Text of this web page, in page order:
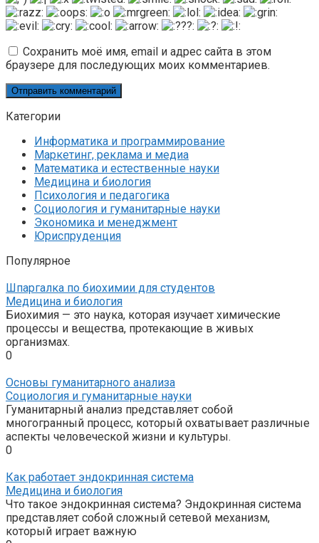
Сохранить моё имя, email и адрес сайта в этом
браузере для последующих моих комментариев.
Категории
Информатика и программирование
Маркетинг, реклама и медиа
Математика и естественные науки
Медицина и биология
Психология и педагогика
Социология и гуманитарные науки
Экономика и менеджмент
Юриспруденция
Популярное
Шпаргалка по биохимии для студентов
Медицина и биология
Биохимия — это наука, которая изучает химические
процессы и вещества, протекающие в живых
организмах.
0
Основы гуманитарного анализа
Социология и гуманитарные науки
Гуманитарный анализ представляет собой
многогранный процесс, который охватывает различные
аспекты человеческой жизни и культуры.
0
Как работает эндокринная система
Медицина и биология
Что такое эндокринная система? Эндокринная система
представляет собой сложный сетевой механизм,
который играет важную